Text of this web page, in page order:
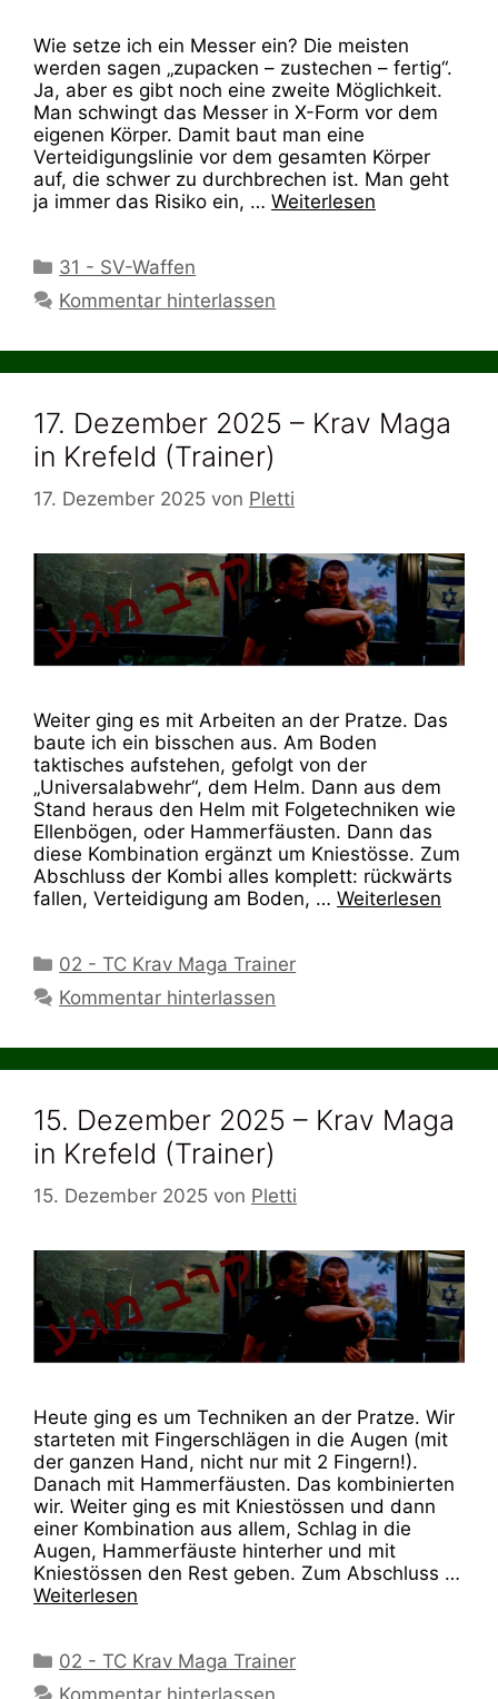
Wie setze ich ein Messer ein? Die meisten
werden sagen „zupacken – zustechen – fertig“.
Ja, aber es gibt noch eine zweite Möglichkeit.
Man schwingt das Messer in X-Form vor dem
eigenen Körper. Damit baut man eine
Verteidigungslinie vor dem gesamten Körper
auf, die schwer zu durchbrechen ist. Man geht
ja immer das Risiko ein, … Weiterlesen
Kategorien
31 - SV-Waffen
Kommentar hinterlassen
17. Dezember 2025 – Krav Maga
in Krefeld (Trainer)
17. Dezember 2025 von Pletti
Weiter ging es mit Arbeiten an der Pratze. Das
baute ich ein bisschen aus. Am Boden
taktisches aufstehen, gefolgt von der
„Universalabwehr“, dem Helm. Dann aus dem
Stand heraus den Helm mit Folgetechniken wie
Ellenbögen, oder Hammerfäusten. Dann das
diese Kombination ergänzt um Kniestösse. Zum
Abschluss der Kombi alles komplett: rückwärts
fallen, Verteidigung am Boden, … Weiterlesen
Kategorien
02 - TC Krav Maga Trainer
Kommentar hinterlassen
15. Dezember 2025 – Krav Maga
in Krefeld (Trainer)
15. Dezember 2025 von Pletti
Heute ging es um Techniken an der Pratze. Wir
starteten mit Fingerschlägen in die Augen (mit
der ganzen Hand, nicht nur mit 2 Fingern!).
Danach mit Hammerfäusten. Das kombinierten
wir. Weiter ging es mit Kniestössen und dann
einer Kombination aus allem, Schlag in die
Augen, Hammerfäuste hinterher und mit
Kniestössen den Rest geben. Zum Abschluss …
Weiterlesen
Kategorien
02 - TC Krav Maga Trainer
Kommentar hinterlassen